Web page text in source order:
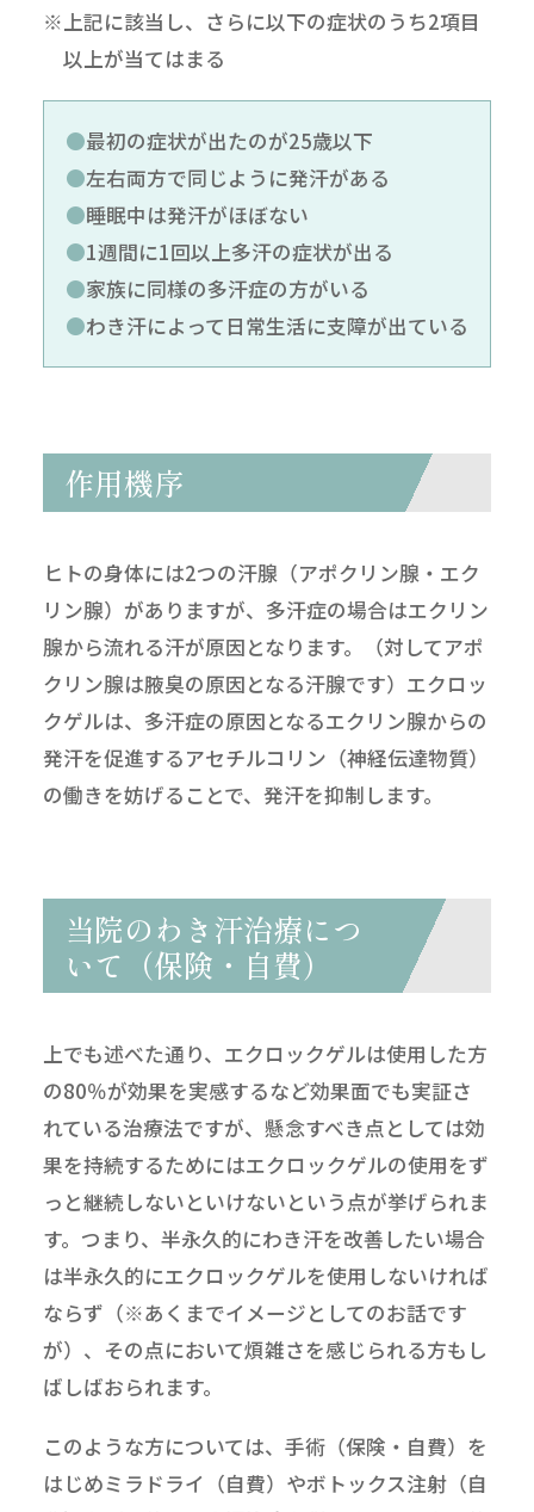
※上記に該当し、さらに以下の症状のうち2項目
以上が当てはまる
最初の症状が出たのが25歳以下
左右両方で同じように発汗がある
睡眠中は発汗がほぼない
1週間に1回以上多汗の症状が出る
家族に同様の多汗症の方がいる
わき汗によって日常生活に支障が出ている
作用機序
ヒトの身体には2つの汗腺（アポクリン腺・エク
リン腺）がありますが、多汗症の場合はエクリン
腺から流れる汗が原因となります。（対してアポ
クリン腺は腋臭の原因となる汗腺です）エクロッ
クゲルは、多汗症の原因となるエクリン腺からの
発汗を促進するアセチルコリン（神経伝達物質）
の働きを妨げることで、発汗を抑制します。
当院のわき汗治療につ
いて（保険・自費）
上でも述べた通り、エクロックゲルは使用した方
の80％が効果を実感するなど効果面でも実証さ
れている治療法ですが、懸念すべき点としては効
果を持続するためにはエクロックゲルの使用をず
っと継続しないといけないという点が挙げられま
す。つまり、半永久的にわき汗を改善したい場合
は半永久的にエクロックゲルを使用しないければ
ならず（※あくまでイメージとしてのお話です
が）、その点において煩雑さを感じられる方もし
ばしばおられます。
このような方については、手術（保険・自費）を
はじめミラドライ（自費）やボトックス注射（自